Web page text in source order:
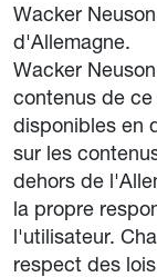
Wacker
d'Allemagne.
Wacker
contenus de
disponibles en
sur les
dehors de
la propre
l'utilisateur.
respect des